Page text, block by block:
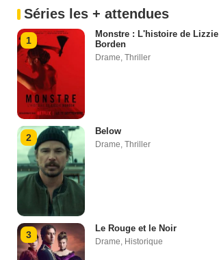
Séries les + attendues
1
Monstre : L'histoire de Lizzie
Borden
Drame Thriller
2
Below
Drame Thriller
3
Le Rouge et le Noir
Drame Historique